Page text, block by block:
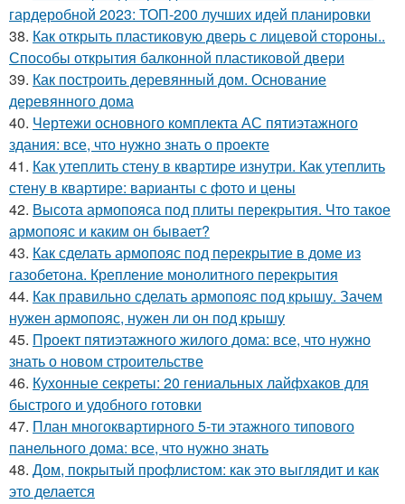
гардеробной 2023: ТОП-200 лучших идей планировки
38. Как открыть пластиковую дверь с лицевой стороны..
Способы открытия балконной пластиковой двери
39. Как построить деревянный дом. Основание
деревянного дома
40. Чертежи основного комплекта АС пятиэтажного
здания: все, что нужно знать о проекте
41. Как утеплить стену в квартире изнутри. Как утеплить
стену в квартире: варианты с фото и цены
42. Высота армопояса под плиты перекрытия. Что такое
армопояс и каким он бывает?
43. Как сделать армопояс под перекрытие в доме из
газобетона. Крепление монолитного перекрытия
44. Как правильно сделать армопояс под крышу. Зачем
нужен армопояс, нужен ли он под крышу
45. Проект пятиэтажного жилого дома: все, что нужно
знать о новом строительстве
46. Кухонные секреты: 20 гениальных лайфхаков для
быстрого и удобного готовки
47. План многоквартирного 5-ти этажного типового
панельного дома: все, что нужно знать
48. Дом, покрытый профлистом: как это выглядит и как
это делается